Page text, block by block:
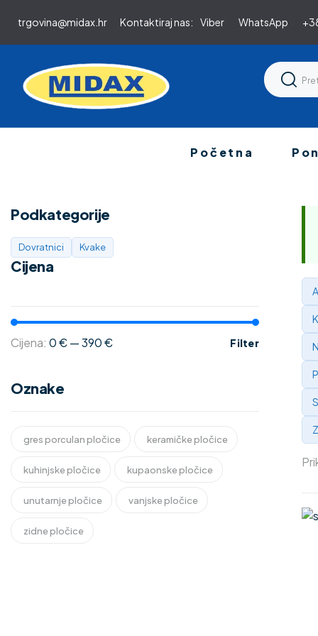
trgovina@midax.hr Kontaktiraj nas: Viber WhatsApp
Početna
Podkategorije
Dovratnici Kvake
Cijena
Filter
Cijena: 0 €—390 €
Oznake
gres porculan pločice keramičke pločice
kuhinjske pločice kupaonske pločice
unutarnje pločice vanjske pločice
zidne pločice